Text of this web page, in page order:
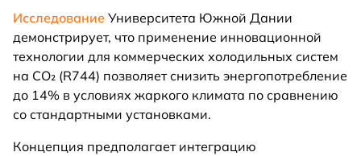
Исследование Университета Южной Дании
демонстрирует, что применение инновационной
технологии для коммерческих холодильных систем
на CO₂ (R744) позволяет снизить энергопотребление
до 14% в условиях жаркого климата по сравнению
со стандартными установками.
Концепция предполагает интеграцию